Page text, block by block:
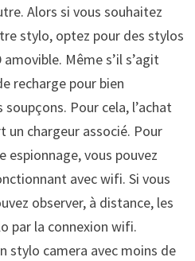
Alors si vous souhaitez
stylo, optez pour des stylos
Même s’il s’agit
recharge pour bien
Pour cela, l’achat
un chargeur associé. Pour
vous pouvez
avec wifi. Si vous
observer, à distance, les
par la connexion wifi.
stylo camera avec moins de